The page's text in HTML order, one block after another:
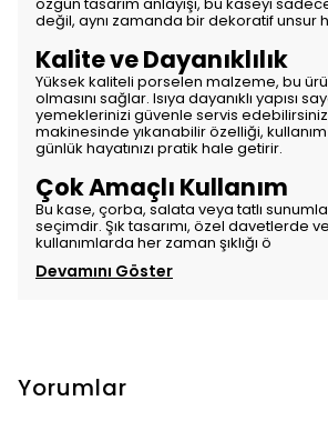
değil, aynı zamanda bir dekoratif unsur
Kalite ve Dayanıklılık
Yüksek kaliteli porselen malzeme, bu
olmasını sağlar. Isıya dayanıklı yapısı
yemeklerinizi güvenle servis edebilirsiniz.
makinesinde yıkanabilir özelliği, kullanım
günlük hayatınızı pratik hale getirir.
Çok Amaçlı Kullanım
Bu kase, çorba, salata veya tatlı
seçimdir. Şık tasarımı, özel davetlerde
kullanımlarda her zaman şıklığı ö
Devamını Göster
Yorumlar